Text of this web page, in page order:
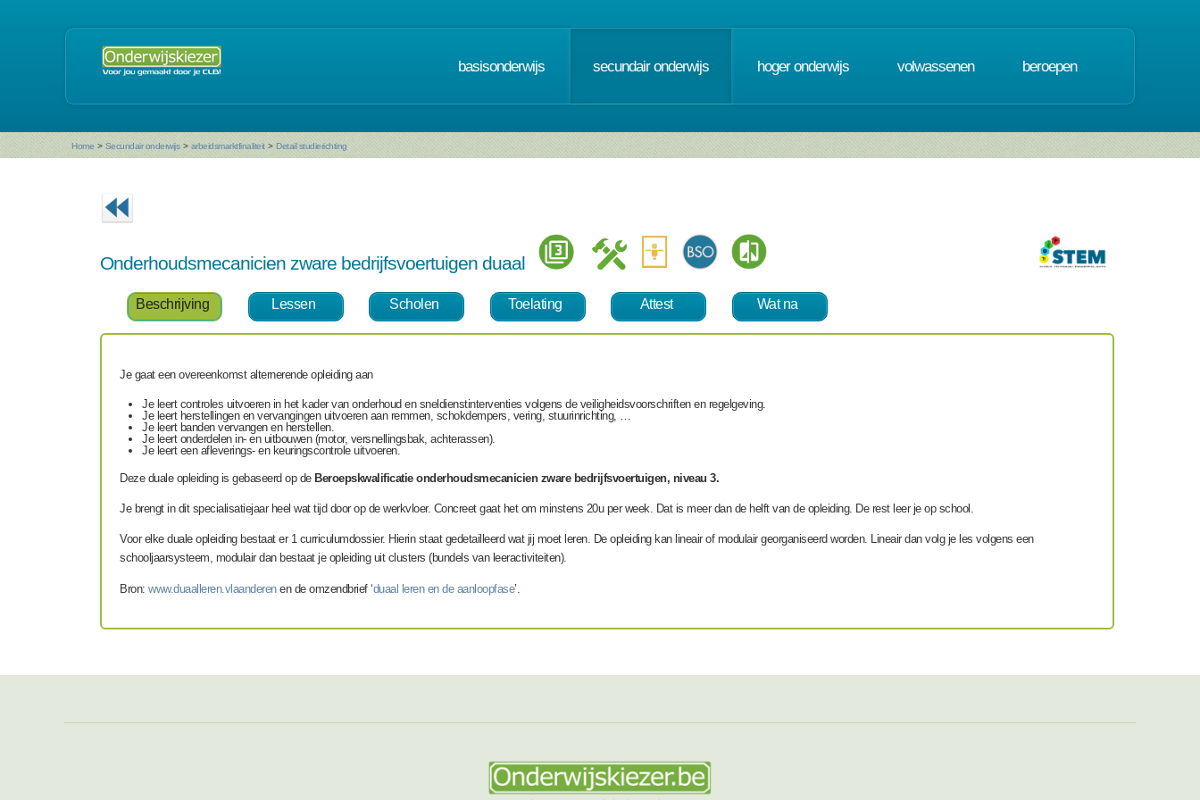
basisonderwijs secundair onderwijs hoger onderwijs volwassenen beroepen
Home > Secundair onderwijs > arbeidsmarktfinaliteit > Detail studierichting
Onderhoudsmecanicien zware bedrijfsvoertuigen duaal
Beschrijving Lessen Scholen Toelating Attest Wat na
Je gaat een overeenkomst alternerende opleiding aan
Je leert controles uitvoeren in het kader van onderhoud en sneldienstinterventies volgens de veiligheidsvoorschriften en regelgeving.
Je leert herstellingen en vervangingen uitvoeren aan remmen, schokdempers, vering, stuurinrichting, …
Je leert banden vervangen en herstellen.
Je leert onderdelen in- en uitbouwen (motor, versnellingsbak, achterassen).
Je leert een afleverings- en keuringscontrole uitvoeren.
Deze duale opleiding is gebaseerd op de Beroepskwalificatie onderhoudsmecanicien zware bedrijfsvoertuigen, niveau 3.
Je brengt in dit specialisatiejaar heel wat tijd door op de werkvloer. Concreet gaat het om minstens 20u per week. Dat is meer dan de helft van de opleiding. De rest leer je op school.
Voor elke duale opleiding bestaat er 1 curriculumdossier. Hierin staat gedetailleerd wat jij moet leren. De opleiding kan lineair of modulair georganiseerd worden. Lineair dan volg je les volgens een
schooljaarsysteem, modulair dan bestaat je opleiding uit clusters (bundels van leeractiviteiten).
Bron: www.duaalleren.vlaanderenen de omzendbrief ‘duaal leren en de aanloopfase’.